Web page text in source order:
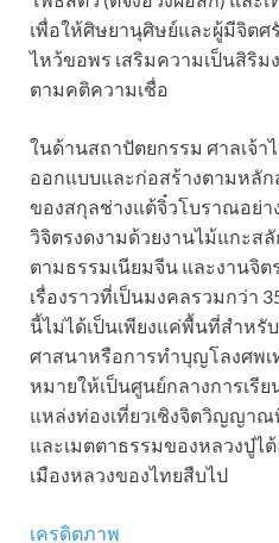
เพื่อให้ศิษยานุศิษย์และผู้มีจิตศ
ไหว้ขอพร เสริมความเป็นสิริม
ตามคติความเชื่อ
ในด้านสถาปัตยกรรม ศาลเจ้า
ออกแบบและก่อสร้างตามหลั
ของสกุลช่างแต้จิ๋วโบราณอย่า
วิจิตรงดงามด้วยงานไม้แกะส
ตามธรรมเนียมจีน และงานจิ
เรื่องราวที่เป็นมงคลรวมกว่า
นี้ไม่ได้เป็นเพียงแค่พื้นที่สำหรั
ศาสนาหรือการทำบุญโลงศพ
หมายให้เป็นศูนย์กลางการเรี
แหล่งท่องเที่ยวเชิงจิตวิญญา
และเมตตาธรรมของหลวงปู่ไ
เมืองหลวงของไทยสืบไป
เครดิตภาพ